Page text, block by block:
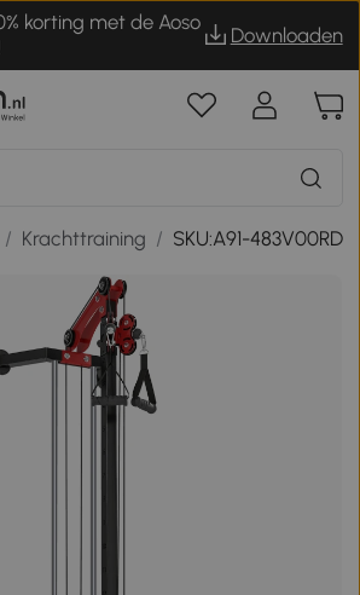
korting met de Aoso
Downloaden
/ Krachttraining / SKU:A91-483V00RD